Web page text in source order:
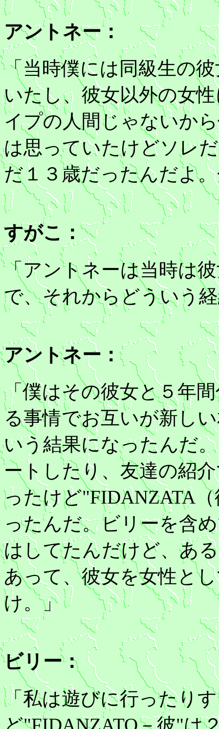
アントネー：
「当時僕には同級生の
いたし、彼女以外の女
イプの人間じゃないか
は思っていたけどソレ
だ１３歳だったんだよ
すがこ：
「アントネーは当時は
で、それからどういう
アントネー：
「僕はその彼女と５年
る事情でお互いが新し
いう結果になったんだ
ートしたり、友達の紹
ったけど"FIDANZATA
ったんだ。ビリーを含
はしてたんだけど、あ
あって、彼女を女性と
け。」
ビリー：
「私は遊びに行ったり
ど"FIDANZATO－彼"は